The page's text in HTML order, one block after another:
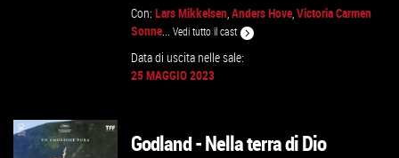
Con:Lars Mikkelsen ,Anders Hove ,Victoria Carmen
Sonne ...Vedi tutto il cast
Data di uscita nelle sale:
25 MAGGIO 2023
Godland - Nella terra di Dio